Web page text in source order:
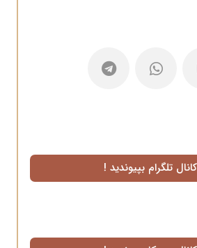
تلگرام بپیوندید !